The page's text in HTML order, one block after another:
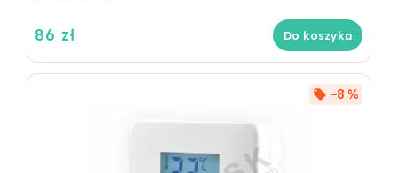
86 zł Do koszyka
–8 %